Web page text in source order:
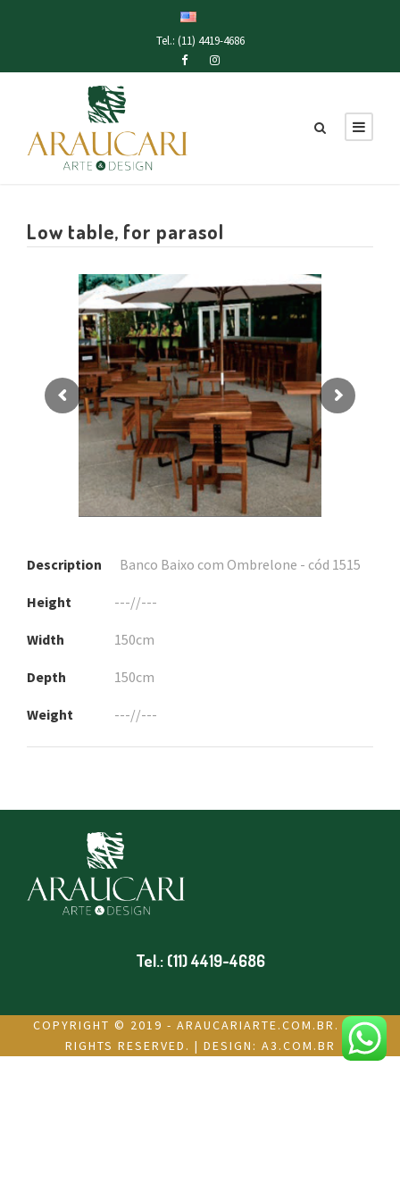
Tel.: (11) 4419-4686
Low table, for parasol
Description Banco Baixo com Ombrelone - cód 1515
Height ---//---
Width 150cm
Depth 150cm
Weight ---//---
Tel.: (11) 4419-4686
COPYRIGHT © 2019 - ARAUCARIARTE.COM.BR. ALL
RIGHTS RESERVED. | DESIGN: A3.COM.BR